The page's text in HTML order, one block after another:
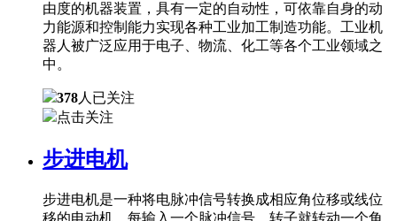
由度的机器装置，具有一定的自动性，可依靠自身的动
力能源和控制能力实现各种工业加工制造功能。工业机
器人被广泛应用于电子、物流、化工等各个工业领域之
中。
378人已关注
点击关注
步进电机
步进电机是一种将电脉冲信号转换成相应角位移或线位